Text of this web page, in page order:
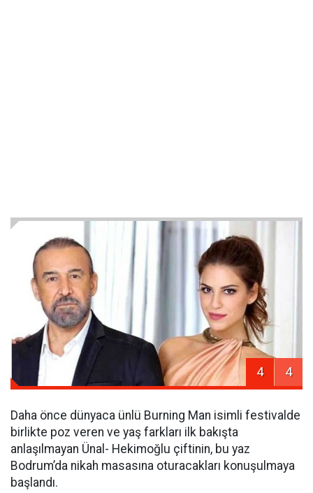
4 4
Daha önce dünyaca ünlü Burning Man isimli festivalde
birlikte poz veren ve yaş farkları ilk bakışta
anlaşılmayan Ünal- Hekimoğlu çiftinin, bu yaz
Bodrum’da nikah masasına oturacakları konuşulmaya
başlandı.